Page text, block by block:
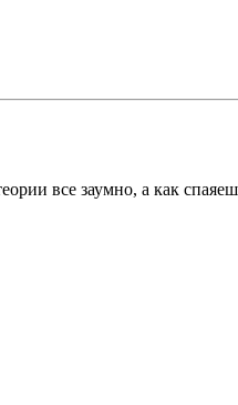
все заумно, а как